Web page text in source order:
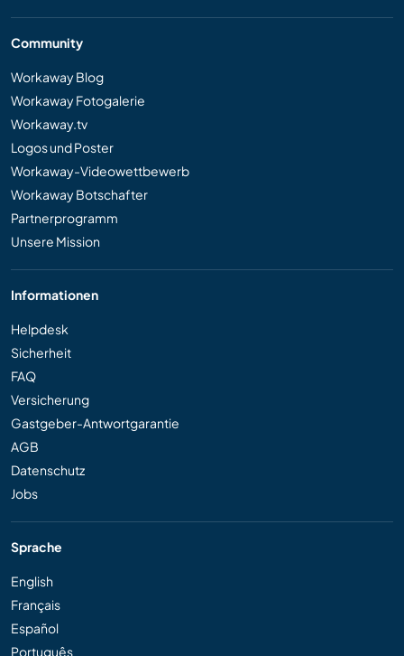
Community
Workaway Blog
Workaway Fotogalerie
Workaway.tv
Logos und Poster
Workaway-Videowettbewerb
Workaway Botschafter
Partnerprogramm
Unsere Mission
Informationen
Helpdesk
Sicherheit
FAQ
Versicherung
Gastgeber-Antwortgarantie
AGB
Datenschutz
Jobs
Sprache
English
Français
Español
Português